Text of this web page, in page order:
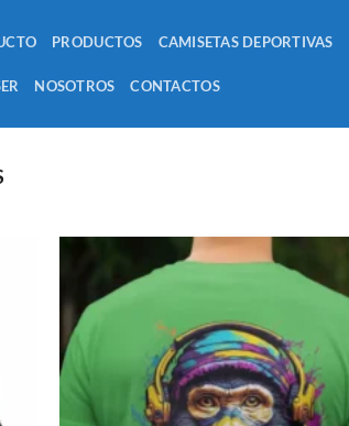
PRODUCTOS CAMISETAS DEPORTIVAS
NOSOTROS CONTACTOS